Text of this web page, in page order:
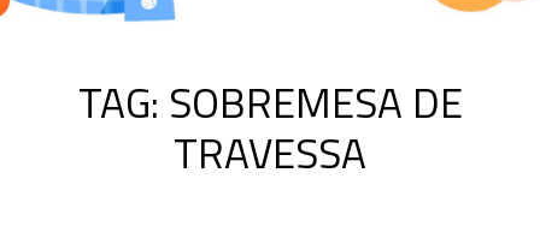
TAG: SOBREMESA DE
TRAVESSA